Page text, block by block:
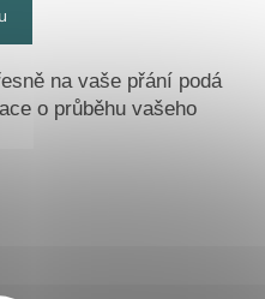
na vaše přání podá
o průběhu vašeho